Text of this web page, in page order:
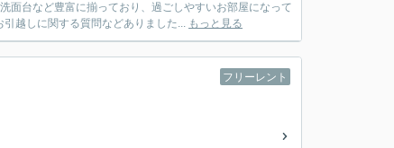
面台など豊富に揃っており、過ごしやすいお部屋になって
越しに関する質問などありました... もっと見る
フリーレント